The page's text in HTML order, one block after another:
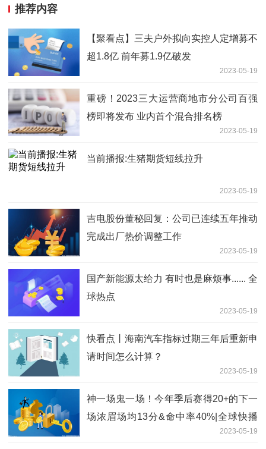
推荐内容
【聚看点】三夫户外拟向实控人定增募不
超1.8亿 前年募1.9亿破发
2023-05-19
重磅！2023三大运营商地市分公司百强
榜即将发布 业内首个混合排名榜
2023-05-19
当前播报:生猪期货短线拉升
2023-05-19
吉电股份董秘回复：公司已连续五年推动
完成出厂热价调整工作
2023-05-19
国产新能源太给力 有时也是麻烦事...... 全
球热点
2023-05-19
快看点丨海南汽车指标过期三年后重新申
请时间怎么计算？
2023-05-19
神一场鬼一场！今年季后赛得20+的下一
场浓眉场均13分&命中率40%|全球快播
2023-05-19